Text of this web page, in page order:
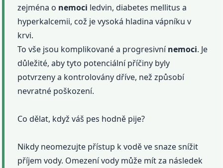
zejména o nemoci ledvin, diabetes mellitus a
hyperkalcemii, což je vysoká hladina vápníku v
krvi.
To vše jsou komplikované a progresivnínemoci. Je
důležité, aby tyto potenciální příčiny byly
potvrzeny a kontrolovány dříve, než způsobí
nevratné poškození.
Co dělat, když váš pes hodně pije?
Nikdy neomezujte přístup k vodě ve snaze snížit
příjem vody. Omezení vody může mít za následek